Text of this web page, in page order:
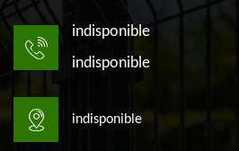
indisponible
indisponible
indisponible